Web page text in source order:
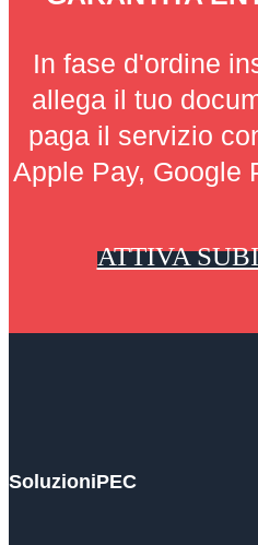
In fase d'ordine
allega il tuo
paga il servizio
Apple Pay, Google
ATTIVA
SoluzioniPEC